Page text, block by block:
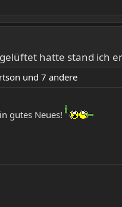
hatte stand ich
und 7 andere
gutes Neues!